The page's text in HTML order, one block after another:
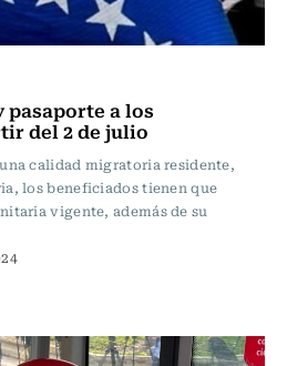
a los
del 2 de julio
calidad migratoria residente,
los beneficiados tienen que
vigente, además de su